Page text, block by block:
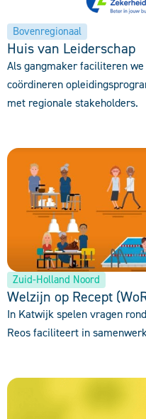
Bovenregionaal
Huis van Leiderschap
Als gangmaker faciliteren
coördineren
met regionale stakeholders.
Zuid-Holland Noord
Welzijn op Recept
In Katwijk spelen vragen
Reos faciliteert in